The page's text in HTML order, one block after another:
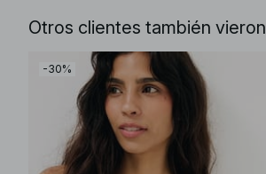
Otros clientes también vieron
-30%